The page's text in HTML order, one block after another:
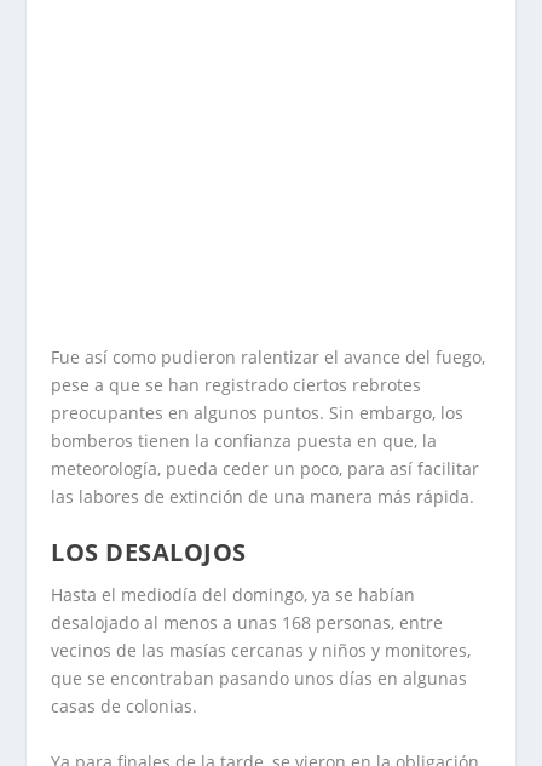
Fue así como pudieron ralentizar el avance del fuego,
pese a que se han registrado ciertos rebrotes
preocupantes en algunos puntos. Sin embargo, los
bomberos tienen la confianza puesta en que, la
meteorología, pueda ceder un poco, para así facilitar
las labores de extinción de una manera más rápida.
LOS DESALOJOS
Hasta el mediodía del domingo, ya se habían
desalojado al menos a unas 168 personas, entre
vecinos de las masías cercanas y niños y monitores,
que se encontraban pasando unos días en algunas
casas de colonias.